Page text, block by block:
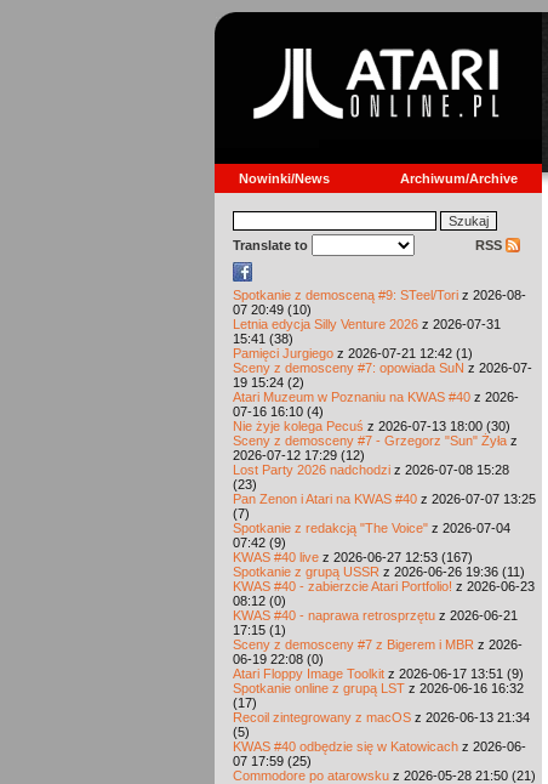
Nowinki/News Archiwum/Archive
Translate to RSS
Spotkanie z demosceną #9: STeel/Tori z 2026-08-
07 20:49 (10)
Letnia edycja Silly Venture 2026 z 2026-07-31
15:41 (38)
Pamięci Jurgiego z 2026-07-21 12:42 (1)
Sceny z demosceny #7: opowiada SuN z 2026-07-
19 15:24 (2)
Atari Muzeum w Poznaniu na KWAS #40 z 2026-
07-16 16:10 (4)
Nie żyje kolega Pecuś z 2026-07-13 18:00 (30)
Sceny z demosceny #7 - Grzegorz "Sun" Żyła z
2026-07-12 17:29 (12)
Lost Party 2026 nadchodzi z 2026-07-08 15:28
(23)
Pan Zenon i Atari na KWAS #40 z 2026-07-07 13:25
(7)
Spotkanie z redakcją "The Voice" z 2026-07-04
07:42 (9)
KWAS #40 live z 2026-06-27 12:53 (167)
Spotkanie z grupą USSR z 2026-06-26 19:36 (11)
KWAS #40 - zabierzcie Atari Portfolio! z 2026-06-23
08:12 (0)
KWAS #40 - naprawa retrosprzętu z 2026-06-21
17:15 (1)
Sceny z demosceny #7 z Bigerem i MBR z 2026-
06-19 22:08 (0)
Atari Floppy Image Toolkit z 2026-06-17 13:51 (9)
Spotkanie online z grupą LST z 2026-06-16 16:32
(17)
Recoil zintegrowany z macOS z 2026-06-13 21:34
(5)
KWAS #40 odbędzie się w Katowicach z 2026-06-
07 17:59 (25)
Commodore po atarowsku z 2026-05-28 21:50 (21)